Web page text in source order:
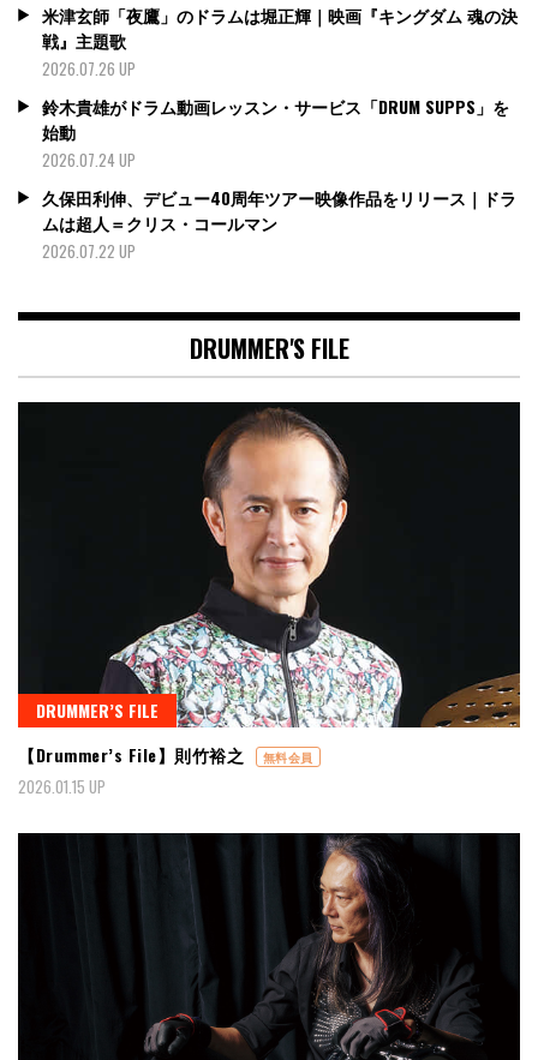
米津玄師「夜鷹」のドラムは堀正輝｜映画『キングダム 魂の決
戦』主題歌
2026.07.26 UP
鈴木貴雄がドラム動画レッスン・サービス「DRUM SUPPS」を
始動
2026.07.24 UP
久保田利伸、デビュー40周年ツアー映像作品をリリース｜ドラ
ムは超人＝クリス・コールマン
2026.07.22 UP
DRUMMER'S FILE
DRUMMER’S FILE
【Drummer’s File】則竹裕之
無料会員
2026.01.15 UP